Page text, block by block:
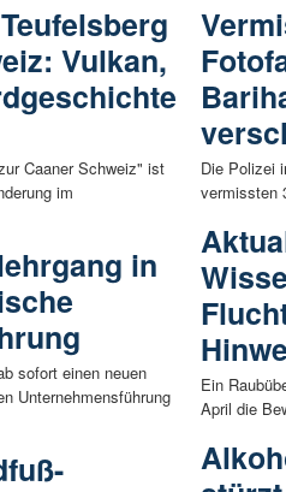
Vulkan,
Caaner Schweiz" ist
im
in
sofort einen neuen
Unternehmensführung
Die Polizei
vermissten
Ein
April die